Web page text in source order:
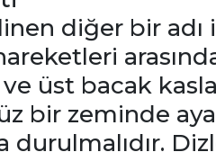
diğer bir
üst bacak
bir zeminde